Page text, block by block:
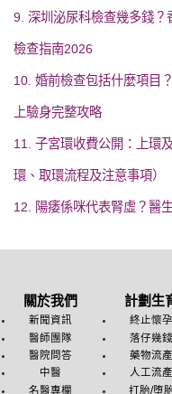
9. 深圳泌尿科檢查幾多錢
檢查指南2026
10. 婚前檢查包括什麼項目
上驗身完整攻略
11. 子宮環收費公開：上環
環、取環流程及注意事項）
12. 陽痿係咪代表腎虛？醫
關於我們
新聞資訊
醫師團隊
醫院問答
中醫
名醫專欄
計劃生
終止懷孕
落仔幾錢
藥物流產
人工流產
打胎/堕